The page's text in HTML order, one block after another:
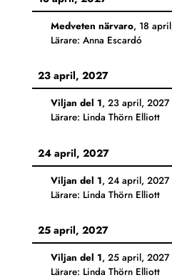
Medveten närvaro, 18
Lärare: Anna Escardó
23 april, 2027
Viljan del 1, 23 april, 2027
Lärare: Linda Thörn Elliott
24 april, 2027
Viljan del 1, 24 april, 2027
Lärare: Linda Thörn Elliott
25 april, 2027
Viljan del 1, 25 april, 2027
Lärare: Linda Thörn Elliott